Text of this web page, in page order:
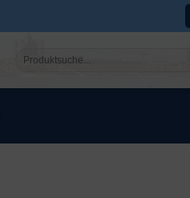
Suchen